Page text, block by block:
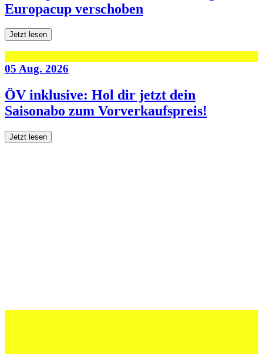
Europacup verschoben
Jetzt lesen
05 Aug. 2026
ÖV inklusive: Hol dir jetzt dein
Saisonabo zum Vorverkaufspreis!
Jetzt lesen